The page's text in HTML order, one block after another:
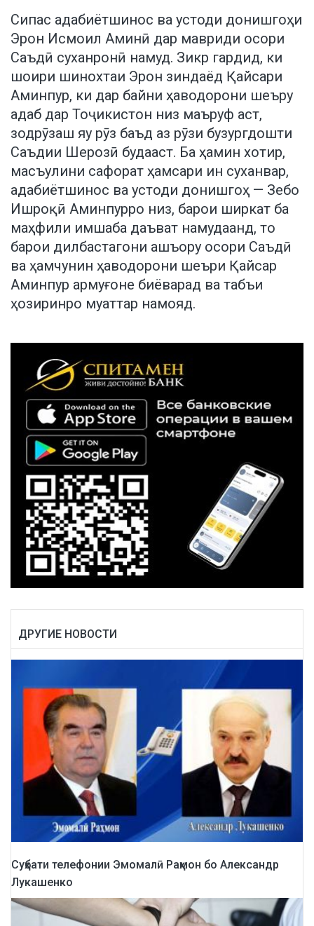
Сипас адабиётшинос ва устоди донишгоҳи
Эрон Исмоил Аминӣ дар мавриди осори
Саъдӣ суханронӣ намуд. Зикр гардид, ки
шоири шинохтаи Эрон зиндаёд Қайсари
Аминпур, ки дар байни ҳаводорони шеъру
адаб дар Тоҷикистон низ маъруф аст,
зодрӯзаш яу рӯз баъд аз рӯзи бузургдошти
Саъдии Шерозӣ будааст. Ба ҳамин хотир,
масъулини сафорат ҳамсари ин суханвар,
адабиётшинос ва устоди донишгоҳ — Зебо
Ишроқӣ Аминпурро низ, барои ширкат ба
маҳфили имшаба даъват намудаанд, то
барои дилбастагони ашъору осори Саъдӣ
ва ҳамчунин ҳаводорони шеъри Қайсар
Аминпур армуғоне биёварад ва табъи
ҳозиринро муаттар намояд.
ДРУГИЕ НОВОСТИ
Суҳбати телефонии Эмомалӣ Раҳмон бо Александр
Лукашенко